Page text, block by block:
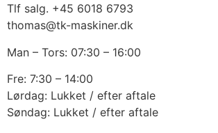
Tlf salg. +45 6018 6793
thomas@tk-maskiner.dk
Man – Tors: 07:30 – 16:00
Fre: 7:30 – 14:00
Lørdag: Lukket / efter aftale
Søndag: Lukket / efter aftale